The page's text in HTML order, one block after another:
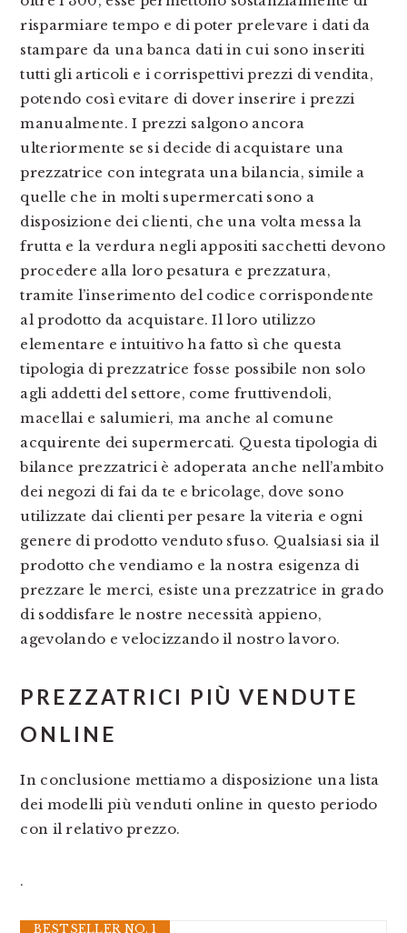
risparmiare tempo e di poter prelevare i dati da
stampare da una banca dati in cui sono inseriti
tutti gli articoli e i corrispettivi prezzi di vendita,
potendo così evitare di dover inserire i prezzi
manualmente. I prezzi salgono ancora
ulteriormente se si decide di acquistare una
prezzatrice con integrata una bilancia, simile a
quelle che in molti supermercati sono a
disposizione dei clienti, che una volta messa la
frutta e la verdura negli appositi sacchetti devono
procedere alla loro pesatura e prezzatura,
tramite l’inserimento del codice corrispondente
al prodotto da acquistare. Il loro utilizzo
elementare e intuitivo ha fatto sì che questa
tipologia di prezzatrice fosse possibile non solo
agli addetti del settore, come fruttivendoli,
macellai e salumieri, ma anche al comune
acquirente dei supermercati. Questa tipologia di
bilance prezzatrici è adoperata anche nell’ambito
dei negozi di fai da te e bricolage, dove sono
utilizzate dai clienti per pesare la viteria e ogni
genere di prodotto venduto sfuso. Qualsiasi sia il
prodotto che vendiamo e la nostra esigenza di
prezzare le merci, esiste una prezzatrice in grado
di soddisfare le nostre necessità appieno,
agevolando e velocizzando il nostro lavoro.
PREZZATRICI PIÙ VENDUTE
ONLINE
In conclusione mettiamo a disposizione una lista
dei modelli più venduti online in questo periodo
con il relativo prezzo.
.
BESTSELLER NO. 1